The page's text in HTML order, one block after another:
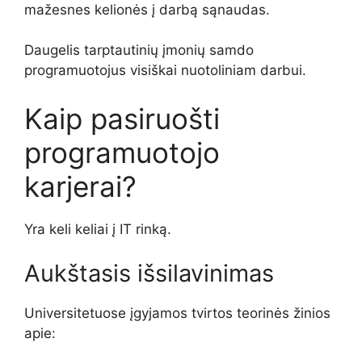
mažesnes kelionės į darbą sąnaudas.
Daugelis tarptautinių įmonių samdo
programuotojus visiškai nuotoliniam darbui.
Kaip pasiruošti
programuotojo
karjerai?
Yra keli keliai į IT rinką.
Aukštasis išsilavinimas
Universitetuose įgyjamos tvirtos teorinės žinios
apie: